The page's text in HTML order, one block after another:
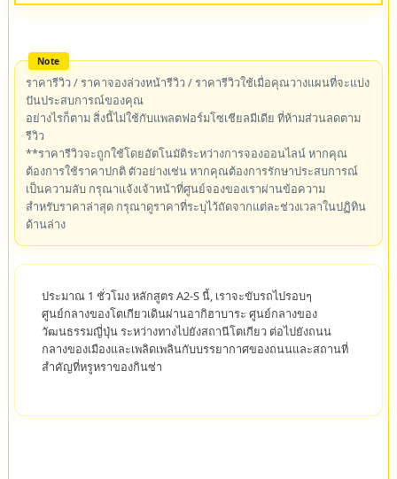
ราคารีวิว / ราคาจองล่วงหน้ารีวิว / ราคารีวิวใช้เมื่อคุณวางแผนที่จะแบ่ง
ปันประสบการณ์ของคุณ
อย่างไรก็ตาม สิ่งนี้ไม่ใช้กับแพลตฟอร์มโซเชียลมีเดีย ที่ห้ามส่วนลดตาม
รีวิว
**ราคารีวิวจะถูกใช้โดยอัตโนมัติระหว่างการจองออนไลน์ หากคุณ
ต้องการใช้ราคาปกติ ตัวอย่างเช่น หากคุณต้องการรักษาประสบการณ์
เป็นความลับ กรุณาแจ้งเจ้าหน้าที่ศูนย์จองของเราผ่านข้อความ
สำหรับราคาล่าสุด กรุณาดูราคาที่ระบุไว้ถัดจากแต่ละช่วงเวลาในปฏิทิน
ด้านล่าง
ประมาณ 1 ชั่วโมง หลักสูตร A2-S นี้, เราจะขับรถไปรอบๆ
ศูนย์กลางของโตเกียวเดินผ่านอากิฮาบาระ ศูนย์กลางของ
วัฒนธรรมญี่ปุ่น ระหว่างทางไปยังสถานีโตเกียว ต่อไปยังถนน
กลางของเมืองและเพลิดเพลินกับบรรยากาศของถนนและสถานที่
สำคัญที่หรูหราของกินซ่า